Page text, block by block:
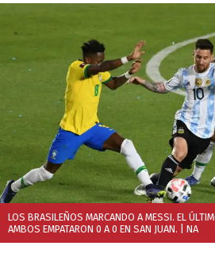
LOS BRASILEÑOS MARCANDO A MESSI. EL
AMBOS EMPATARON 0 A 0 EN SAN JUAN. | NA